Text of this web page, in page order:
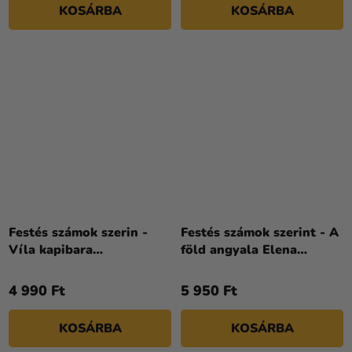
KOSÁRBA KOSÁRBA
Festés számok szerin -
Víla kapibara
cm
4 990 Ft
KOSÁRBA
Festés számok szerint - A
föld angyala Elena
5 950 Ft
KOSÁRBA